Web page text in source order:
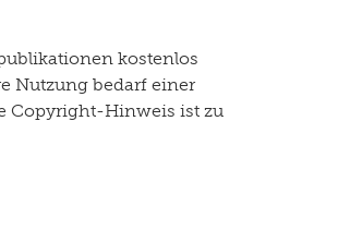
kostenlos
Nutzung bedarf einer
Copyright-Hinweis ist zu